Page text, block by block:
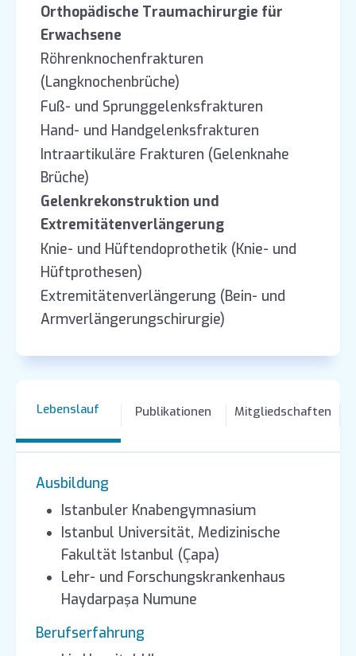
Orthopädische Traumachirurgie für
Erwachsene
Röhrenknochenfrakturen
(Langknochenbrüche)
Fuß- und Sprunggelenksfrakturen
Hand- und Handgelenksfrakturen
Intraartikuläre Frakturen (Gelenknahe
Brüche)
Gelenkrekonstruktion und
Extremitätenverlängerung
Knie- und Hüftendoprothetik (Knie- und
Hüftprothesen)
Extremitätenverlängerung (Bein- und
Armverlängerungschirurgie)
Lebenslauf Publikationen Mitgliedschaften
Ausbildung
Istanbuler Knabengymnasium
Istanbul Universität, Medizinische
Fakultät Istanbul (Çapa)
Lehr- und Forschungskrankenhaus
Haydarpaşa Numune
Berufserfahrung